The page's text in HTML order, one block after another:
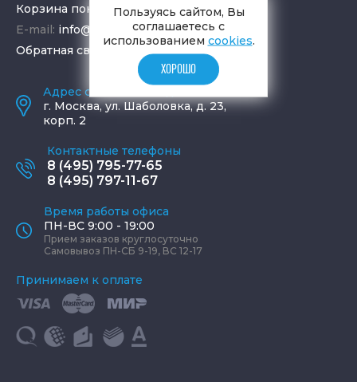
Корзина покупок
E-mail: info@aquamir.ru
Обратная связь
Адрес салона и склада
г. Москва,ул. Шаболовка, д. 23,
корп. 2
Контактные телефоны
8 (495) 795-77-65
8 (495) 797-11-67
Время работы офиса
ПН-ВС 9:00 - 19:00
Прием заказов круглосуточно
Самовывоз ПН-СБ 9-19, ВС 12-17
Принимаем к оплате
Пользуясь сайтом, Вы
соглашаетесь с
использованием cookies.
ХОРОШО